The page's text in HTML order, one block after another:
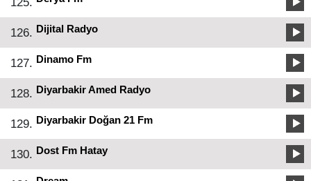
126. Dijital Radyo
127. Dinamo Fm
128. Diyarbakir Amed Radyo
129. Diyarbakir Doğan 21 Fm
130. Dost Fm Hatay